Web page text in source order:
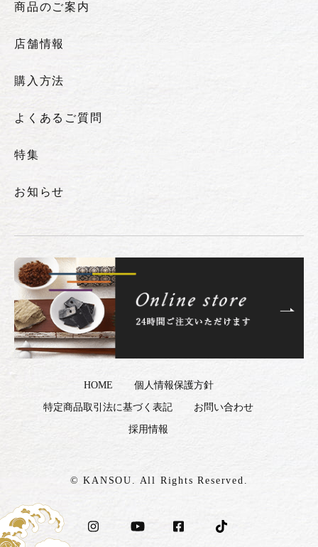
商品のご案内
店舗情報
購入方法
よくあるご質問
特集
お知らせ
HOME 個人情報保護方針
特定商品取引法に基づく表記 お問い合わせ
採用情報
© KANSOU. All Rights Reserved.